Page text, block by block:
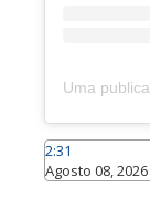
2:31
Agosto 08, 2026